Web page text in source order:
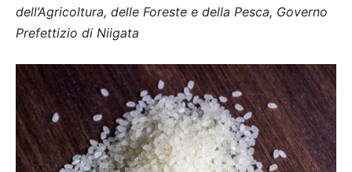
dell’Agricoltura, delle Foreste e della Pesca, Governo
Prefettizio di Niigata